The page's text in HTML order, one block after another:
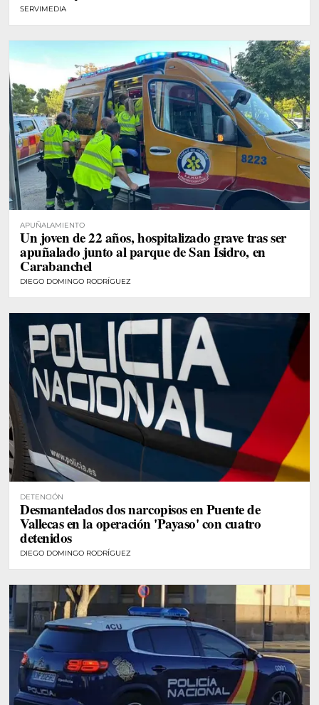
SERVIMEDIA
APUÑALAMIENTO
Un joven de 22 años, hospitalizado grave tras ser
apuñalado junto al parque de San Isidro, en
Carabanchel
DIEGO DOMINGO RODRÍGUEZ
DETENCIÓN
Desmantelados dos narcopisos en Puente de
Vallecas en la operación 'Payaso' con cuatro
detenidos
DIEGO DOMINGO RODRÍGUEZ